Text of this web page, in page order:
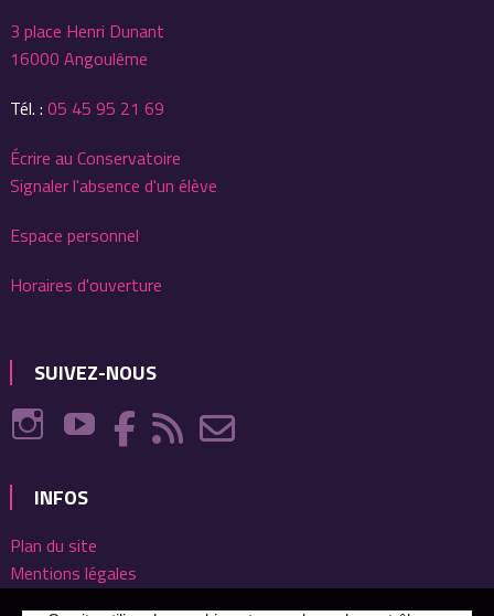
3 place Henri Dunant
16000 Angoulême
Tél. : 05 45 95 21 69
Écrire au Conservatoire
Signaler l'absence d'un élève
Espace personnel
Horaires d'ouverture
SUIVEZ-NOUS
INFOS
Plan du site
Mentions légales